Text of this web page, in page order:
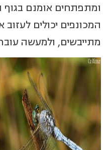
ומתפתחים אומנם בגוף
המכונפים יכולים
מתייבשים, ולמעשה